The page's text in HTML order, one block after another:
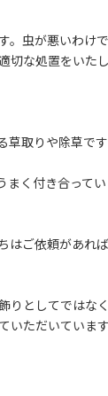
。虫が悪いわけ
な処置をいた
取りや除草で
く付き合ってい
ご依頼があれ
としてではな
ただいていま